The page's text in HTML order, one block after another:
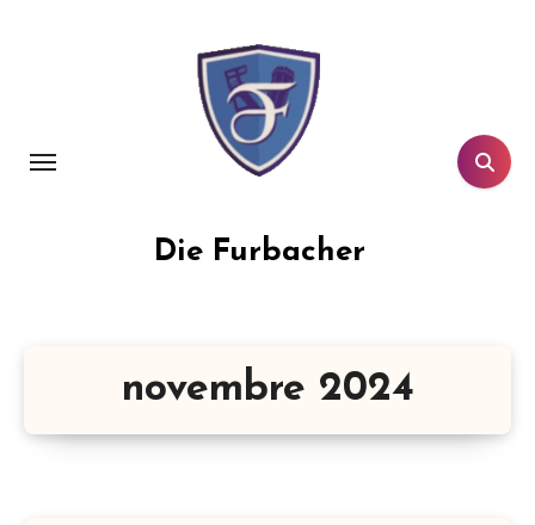
Die Furbacher
novembre 2024